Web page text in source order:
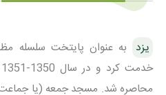
یزد به عنوان پایتخت سلسله
محاصره شد. مسجد جمعه (یا